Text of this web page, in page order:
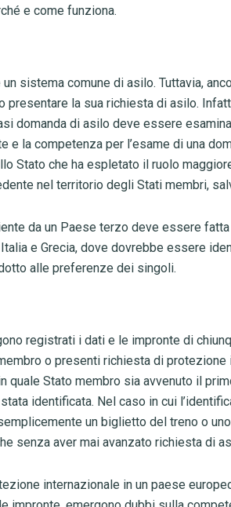
e come funziona.
sistema comune di asilo. Tuttavia,
presentare la sua richiesta di asilo.
domanda di asilo deve essere
la competenza per l’esame di una
Stato che ha espletato il ruolo
nel territorio degli Stati membri,
da un Paese terzo deve essere
e Grecia, dove dovrebbe essere
alle preferenze dei singoli.
registrati i dati e le impronte di
o presenti richiesta di protezione
Stato membro sia avvenuto il
identificata. Nel caso in cui
un biglietto del treno o
senza aver mai avanzato richiesta di
internazionale in un paese